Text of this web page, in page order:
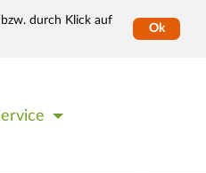
durch Klick auf
Ok